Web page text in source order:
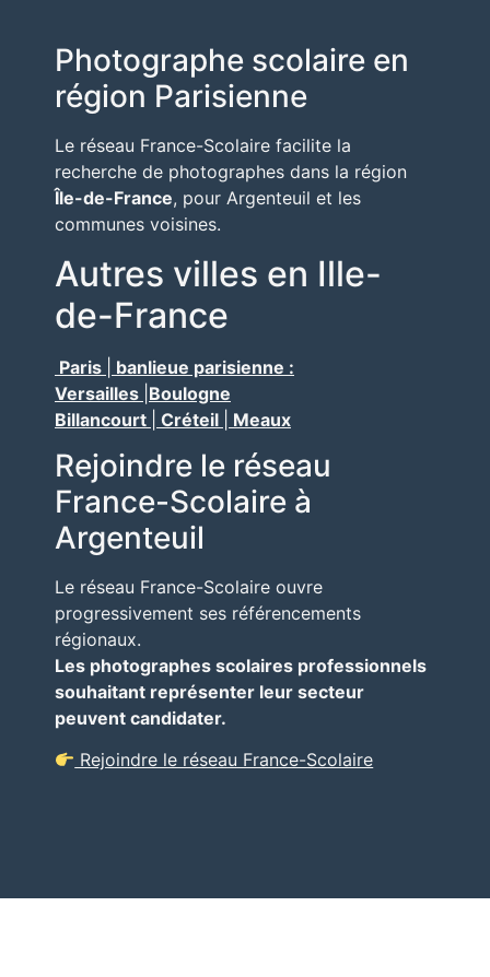
Photographe scolaire en
région Parisienne
Le réseau France-Scolaire facilite la
recherche de photographes dans la région
Île-de-France, pour Argenteuil et les
communes voisines.
Autres villes en Ille-
de-France
Paris
banlieue parisienne :
Versailles Boulogne
Billancourt
Créteil Meaux
Rejoindre le réseau
France-Scolaire à
Argenteuil
Le réseau France-Scolaire ouvre
progressivement ses référencements
régionaux.
Les photographes scolaires professionnels
souhaitant représenter leur secteur
peuvent candidater.
Rejoindre le réseau France-Scolaire